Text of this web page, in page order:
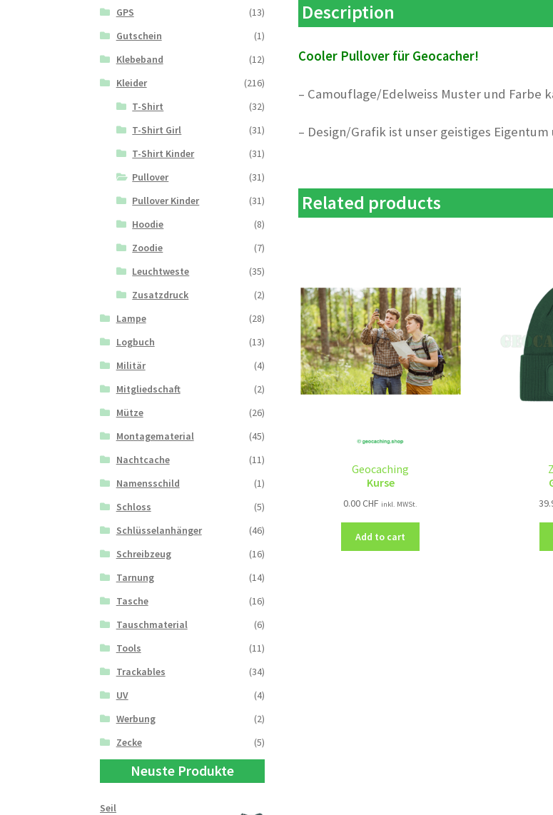
Description
Cooler Pullover für Geocacher!
– Camouflage/Edelweiss Muster und Farbe
– Design/Grafik ist unser geistiges
Related products
Geocaching
Kurse
0.00CHF inkl. MWSt.
Add to cart
GPS
(13)
Gutschein
(1)
Klebeband
(12)
Kleider
(216)
T-Shirt
(32)
T-Shirt Girl
(31)
T-Shirt Kinder
(31)
Pullover
(31)
Pullover Kinder
(31)
Hoodie
(8)
Zoodie
(7)
Leuchtweste
(35)
Zusatzdruck
(2)
Lampe
(28)
Logbuch
(13)
Militär
(4)
Mitgliedschaft
(2)
Mütze
(26)
Montagematerial
(45)
Nachtcache
(11)
Namensschild
(1)
Schloss
(5)
Schlüsselanhänger
(46)
Schreibzeug
(16)
Tarnung
(14)
Tasche
(16)
Tauschmaterial
(6)
Tools
(11)
Trackables
(34)
UV
(4)
Werbung
(2)
Zecke
(5)
Neuste Produkte
Seil